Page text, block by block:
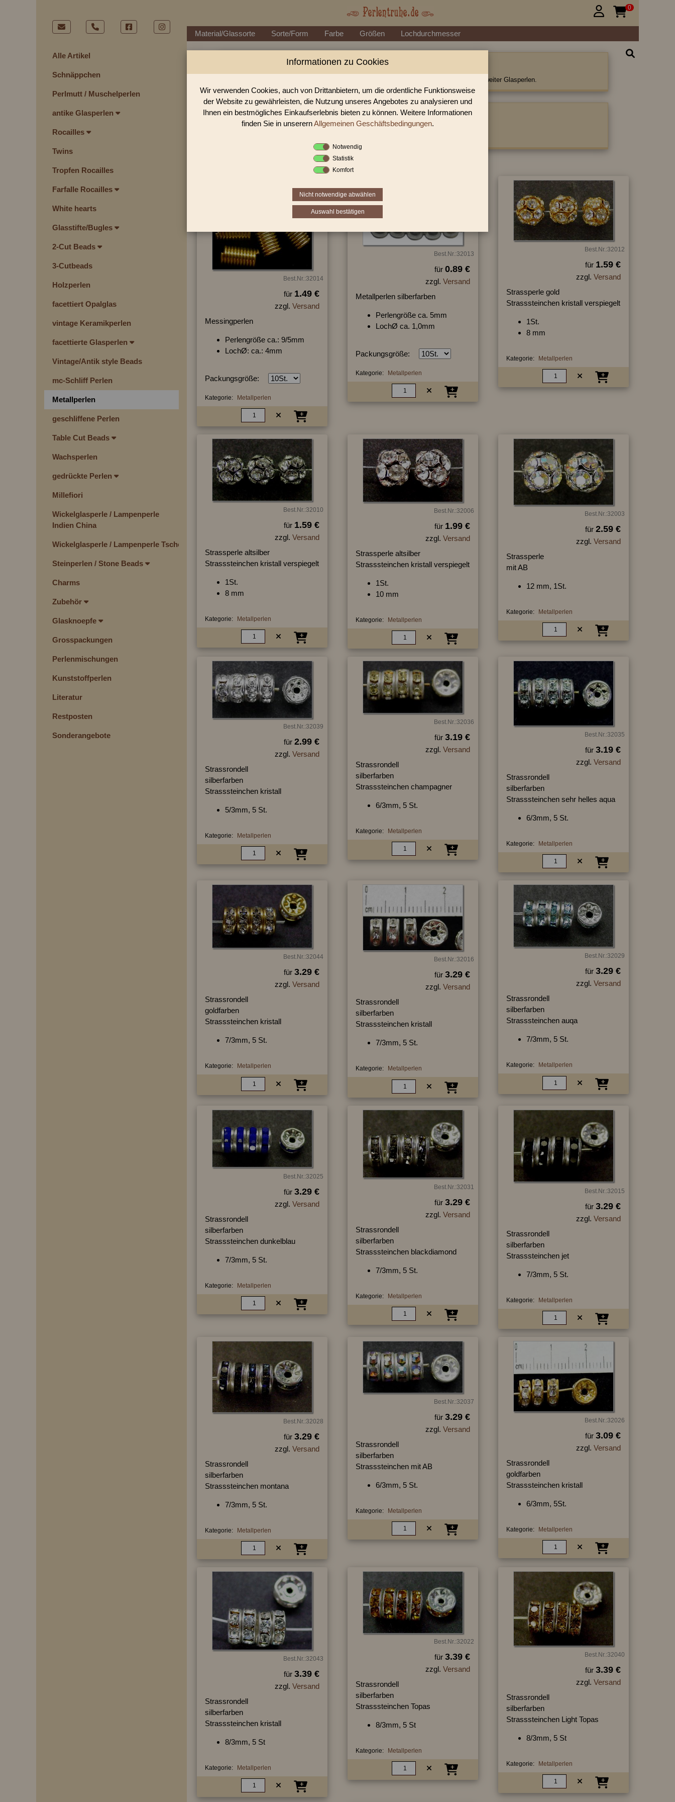
Alle Artikel
Schnäppchen
Perlmutt / Muschelperlen
antike Glasperlen
Rocailles
Twins
Tropfen Rocailles
Farfalle Rocailles
White hearts
Glasstifte/Bugles
2-Cut Beads
3-Cutbeads
Holzperlen
facettiert Opalglas
vintage Keramikperlen
facettierte Glasperlen
Vintage/Antik style Beads
mc-Schliff Perlen
Metallperlen
geschliffene Perlen
Table Cut Beads
Wachsperlen
gedrückte Perlen
Millefiori
Wickelglasperle / Lampenperle
Indien China
Wickelglasperle / Lampenperle Tschechien
Steinperlen / Stone Beads
Charms
Zubehör
Glasknoepfe
Grosspackungen
Perlenmischungen
Kunststoffperlen
Literatur
Restposten
Sonderangebote
 0
Material/Glassorte Sorte/Form Farbe Größen Lochdurchmesser
Perlen Shop für Metallperlen
In unserem Perlen Shop finden sie zahlreich Metallperlen und viele weiter Glasperlen.
Sie befinden sich in folgender Kategorie:
Metallperlen
Best.Nr.:32014
für 1.49 €
zzgl. Versand
Messingperlen
Perlengröße ca.: 9/5mm
LochØ: ca.: 4mm
Packungsgröße:
Kategorie: Metallperlen
Best.Nr.:32013
für 0.89 €
zzgl. Versand
Metallperlen silberfarben
Perlengröße ca. 5mm
LochØ ca. 1,0mm
Packungsgröße:
Kategorie: Metallperlen
Best.Nr.:32012
für 1.59 €
zzgl. Versand
Strassperle gold
Strasssteinchen kristall verspiegelt
1St.
8 mm
Kategorie: Metallperlen
Best.Nr.:32010
für 1.59 €
zzgl. Versand
Strassperle altsilber
Strasssteinchen kristall verspiegelt
1St.
8 mm
Kategorie: Metallperlen
Best.Nr.:32006
für 1.99 €
zzgl. Versand
Strassperle altsilber
Strasssteinchen kristall verspiegelt
1St.
10 mm
Kategorie: Metallperlen
Best.Nr.:32003
für 2.59 €
zzgl. Versand
Strassperle
mit AB
12 mm, 1St.
Kategorie: Metallperlen
Best.Nr.:32039
für 2.99 €
zzgl. Versand
Strassrondell
silberfarben
Strasssteinchen kristall
5/3mm, 5 St.
Kategorie: Metallperlen
Best.Nr.:32036
für 3.19 €
zzgl. Versand
Strassrondell
silberfarben
Strasssteinchen champagner
6/3mm, 5 St.
Kategorie: Metallperlen
Best.Nr.:32035
für 3.19 €
zzgl. Versand
Strassrondell
silberfarben
Strasssteinchen sehr helles aqua
6/3mm, 5 St.
Kategorie: Metallperlen
Best.Nr.:32044
für 3.29 €
zzgl. Versand
Strassrondell
goldfarben
Strasssteinchen kristall
7/3mm, 5 St.
Kategorie: Metallperlen
Best.Nr.:32016
für 3.29 €
zzgl. Versand
Strassrondell
silberfarben
Strasssteinchen kristall
7/3mm, 5 St.
Kategorie: Metallperlen
Best.Nr.:32029
für 3.29 €
zzgl. Versand
Strassrondell
silberfarben
Strasssteinchen auqa
7/3mm, 5 St.
Kategorie: Metallperlen
Best.Nr.:32025
für 3.29 €
zzgl. Versand
Strassrondell
silberfarben
Strasssteinchen dunkelblau
7/3mm, 5 St.
Kategorie: Metallperlen
Best.Nr.:32031
für 3.29 €
zzgl. Versand
Strassrondell
silberfarben
Strasssteinchen blackdiamond
7/3mm, 5 St.
Kategorie: Metallperlen
Best.Nr.:32015
für 3.29 €
zzgl. Versand
Strassrondell
silberfarben
Strasssteinchen jet
7/3mm, 5 St.
Kategorie: Metallperlen
Best.Nr.:32028
für 3.29 €
zzgl. Versand
Strassrondell
silberfarben
Strasssteinchen montana
7/3mm, 5 St.
Kategorie: Metallperlen
Best.Nr.:32037
für 3.29 €
zzgl. Versand
Strassrondell
silberfarben
Strasssteinchen mit AB
6/3mm, 5 St.
Kategorie: Metallperlen
Best.Nr.:32026
für 3.09 €
zzgl. Versand
Strassrondell
goldfarben
Strasssteinchen kristall
6/3mm, 5St.
Kategorie: Metallperlen
Best.Nr.:32043
für 3.39 €
zzgl. Versand
Strassrondell
silberfarben
Strasssteinchen kristall
8/3mm, 5 St
Kategorie: Metallperlen
Best.Nr.:32022
für 3.39 €
zzgl. Versand
Strassrondell
silberfarben
Strasssteinchen Topas
8/3mm, 5 St
Kategorie: Metallperlen
Best.Nr.:32040
für 3.39 €
zzgl. Versand
Strassrondell
silberfarben
Strasssteinchen Light Topas
8/3mm, 5 St
Kategorie: Metallperlen
Informationen zu Cookies
Wir verwenden Cookies, auch von Drittanbietern, um die ordentliche Funktionsweise
der Website zu gewährleisten, die Nutzung unseres Angebotes zu analysieren und
Ihnen ein bestmögliches Einkaufserlebnis bieten zu können. Weitere Informationen
finden Sie in unserernAllgemeinen Geschäftsbedingungen.
Notwendig
Statistik
Komfort
Nicht notwendige abwählen
Auswahl bestätigen